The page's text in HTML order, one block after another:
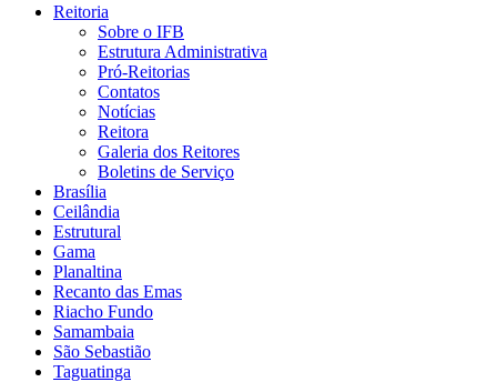
Reitoria
Sobre o IFB
Estrutura Administrativa
Pró-Reitorias
Contatos
Notícias
Reitora
Galeria dos Reitores
Boletins de Serviço
Brasília
Ceilândia
Estrutural
Gama
Planaltina
Recanto das Emas
Riacho Fundo
Samambaia
São Sebastião
Taguatinga